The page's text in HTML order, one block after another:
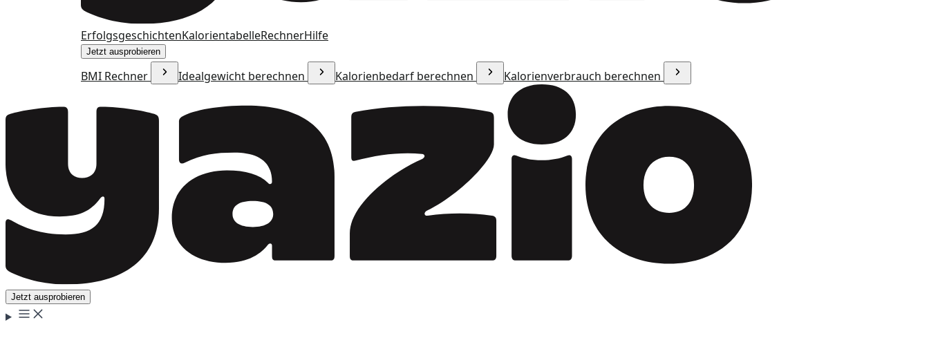
ErfolgsgeschichtenKalorientabelleRechnerHilfe
Jetzt ausprobieren
BMI Rechner Idealgewicht berechnen Kalorienbedarf berechnen Kalorienverbrauch berechnen
Jetzt ausprobieren